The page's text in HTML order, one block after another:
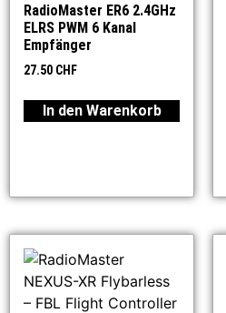
RadioMaster ER6 2.4GHz
ELRS PWM 6 Kanal
Empfänger
27.50 CHF
In den Warenkorb